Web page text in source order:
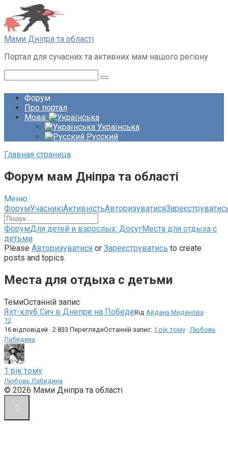
Перейти
до
вмісту
Мами Дніпра та області
Портал для сучасних та активних мам нашого регіону
Форум
Про портал
Мова:
Українська
Русский
Главная страница
Форум мам Дніпра та області
Меню
Навігація
по
форуму
ФорумУчасникіАктивністьАвторизуватися
Навігаційна
стежка
форуму
–
тут:
ФорумДля детей и взрослых: ДосугМеста для отдыха с
детьми
Please Авторизуватися or Зареєструватись to create
posts and topics.
Места для отдыха с детьми
ТемиОстанній запис
Яхт-клуб Сич в Днепре на ПобедеВід Айдана Меденова ·
12
16 відповідей · 2 833 ПереглядиОстанній запис: 1 рік тому · Любовь
Лабидина
1 рік тому
Любовь Лабидина
© 2026 Мами Дніпра та області